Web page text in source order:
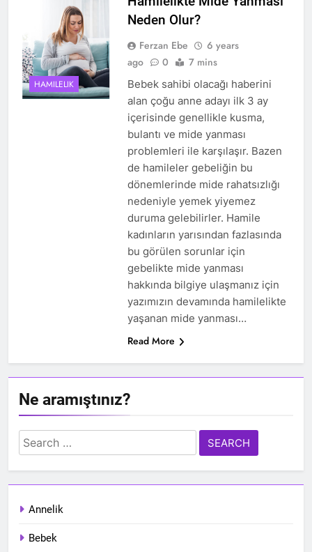
HAMILELIK
Neden Olur?
Ferzan Ebe
6 years
ago
0 7 mins
Bebek sahibi olacağı haberini
alan çoğu anne adayı ilk 3 ay
içerisinde genellikle kusma,
bulantı ve mide yanması
problemleri ile karşılaşır. Bazen
de hamileler gebeliğin bu
dönemlerinde mide rahatsızlığı
nedeniyle yemek yiyemez
duruma gelebilirler. Hamile
kadınların yarısından fazlasında
bu görülen sorunlar için
gebelikte mide yanması
hakkında bilgiye ulaşmanız için
yazımızın devamında hamilelikte
yaşanan mide yanması…
Read More
Ne aramıştınız?
Search
for:
Annelik
Bebek